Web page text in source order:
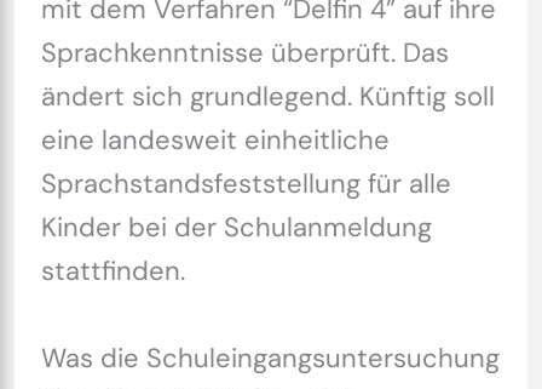
mit dem Verfahren “Delfin 4” auf ihre
Sprachkenntnisse überprüft. Das
ändert sich grundlegend. Künftig soll
eine landesweit einheitliche
Sprachstandsfeststellung für alle
Kinder bei der Schulanmeldung
stattfinden.
Was die Schuleingangsuntersuchung